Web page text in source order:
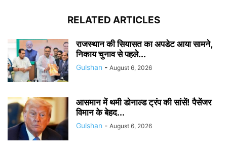
RELATED ARTICLES
राजस्थान की सियासत का अपडेट आया सामने,
निकाय चुनाव से पहले...
Gulshan - August 6, 2026
आसमान में थमी डोनाल्ड ट्रंप की सांसें! पैसेंजर
विमान के बेहद...
Gulshan - August 6, 2026